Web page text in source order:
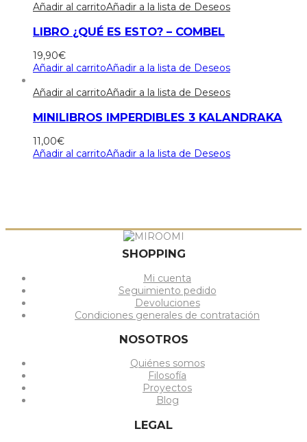
Añadir al carritoAñadir a la lista de Deseos
LIBRO ¿QUÉ ES ESTO? – COMBEL
19,90€
Añadir al carritoAñadir a la lista de Deseos
Añadir al carritoAñadir a la lista de Deseos
MINILIBROS IMPERDIBLES 3 KALANDRAKA
11,00€
Añadir al carritoAñadir a la lista de Deseos
SHOPPING
Mi cuenta
Seguimiento pedido
Devoluciones
Condiciones generales de contratación
NOSOTROS
Quiénes somos
Filosofía
Proyectos
Blog
LEGAL